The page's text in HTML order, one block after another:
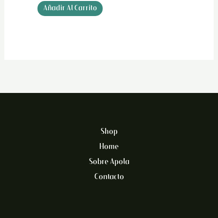
Añadir Al Carrito
Shop
Home
Sobre Apola
Contacto